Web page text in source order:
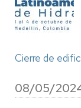
Cierre de
08/05/